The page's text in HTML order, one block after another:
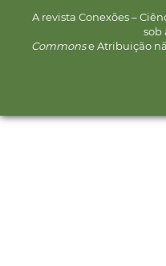
A revista Conexões –
sob
Commonse Atribuição